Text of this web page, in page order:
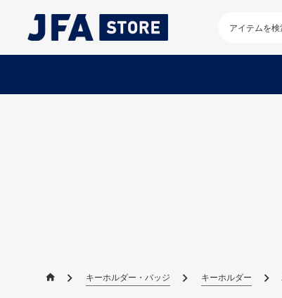
キーホルダー・バッジ キーホルダー